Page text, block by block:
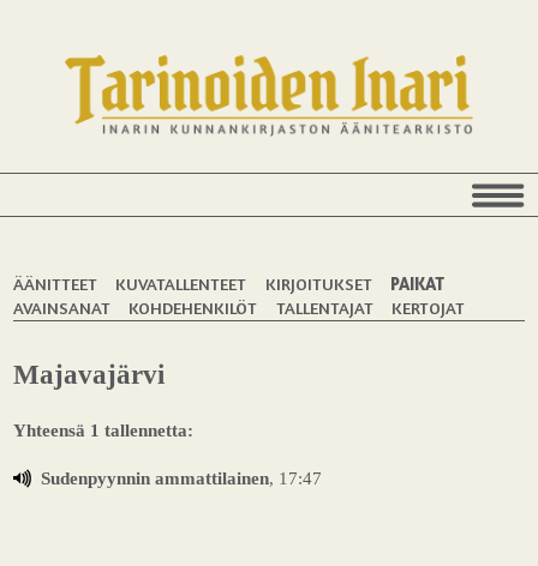
ÄÄNITTEET KUVATALLENTEET KIRJOITUKSET
PAIKAT
AVAINSANAT
KOHDEHENKILÖT TALLENTAJAT KERTOJAT
Majavajärvi
Yhteensä 1 tallennetta:
Sudenpyynnin ammattilainen, 17:47